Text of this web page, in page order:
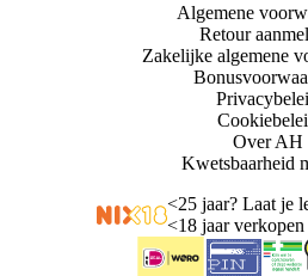
Algemene
Retour
Zakelijke algemene
Over AH
Kwetsbaarheid
<25 jaar? Laat je
<18 jaar